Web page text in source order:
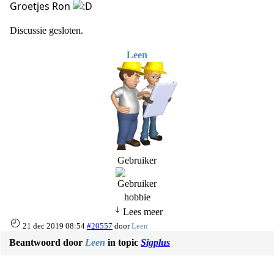
Groetjes Ron
Discussie gesloten.
Leen
Gebruiker
hobbie
Lees meer
21 dec 2019 08:54 #20557 doorLeen
Beantwoord door Leen in topic Sigplus